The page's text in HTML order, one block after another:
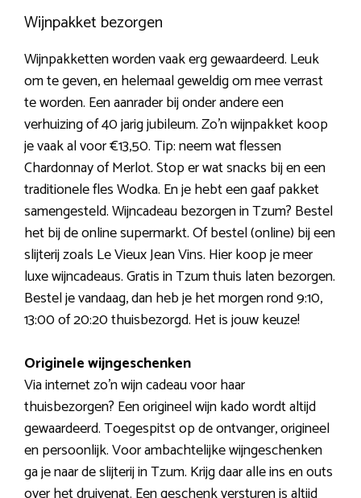
Wijnpakket bezorgen
Wijnpakketten worden vaak erg gewaardeerd. Leuk
om te geven, en helemaal geweldig om mee verrast
te worden. Een aanrader bij onder andere een
verhuizing of 40 jarig jubileum. Zo’n wijnpakket koop
je vaak al voor €13,50. Tip: neem wat flessen
Chardonnay of Merlot. Stop er wat snacks bij en een
traditionele fles Wodka. En je hebt een gaaf pakket
samengesteld. Wijncadeau bezorgen in Tzum? Bestel
het bij de online supermarkt. Of bestel (online) bij een
slijterij zoals Le Vieux Jean Vins. Hier koop je meer
luxe wijncadeaus. Gratis in Tzum thuis laten bezorgen.
Bestel je vandaag, dan heb je het morgen rond 9:10,
13:00 of 20:20 thuisbezorgd. Het is jouw keuze!
Originele wijngeschenken
Via internet zo’n wijn cadeau voor haar
thuisbezorgen? Een origineel wijn kado wordt altijd
gewaardeerd. Toegespitst op de ontvanger, origineel
en persoonlijk. Voor ambachtelijke wijngeschenken
ga je naar de slijterij in Tzum. Krijg daar alle ins en outs